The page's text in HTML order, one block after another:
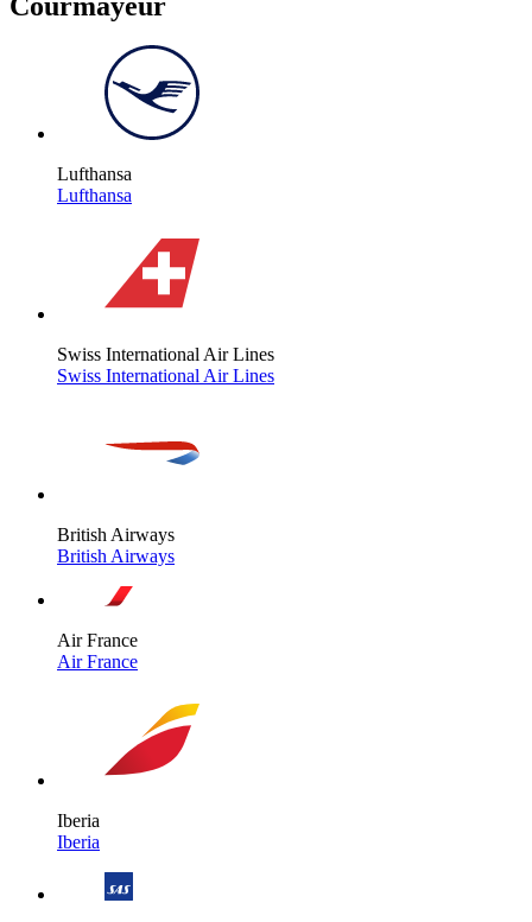
Lufthansa
Lufthansa
Swiss International Air Lines
Swiss International Air Lines
British Airways
British Airways
Air France
Air France
Iberia
Iberia